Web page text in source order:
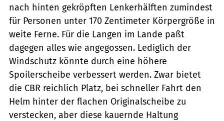
nach hinten gekröpften Lenkerhälften zumindest
für Personen unter 170 Zentimeter Körpergröße in
weite Ferne. Für die Langen im Lande paßt
dagegen alles wie angegossen. Lediglich der
Windschutz könnte durch eine höhere
Spoilerscheibe verbessert werden. Zwar bietet
die CBR reichlich Platz, bei schneller Fahrt den
Helm hinter der flachen Originalscheibe zu
verstecken, aber diese kauernde Haltung